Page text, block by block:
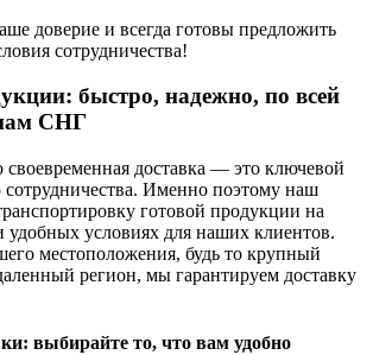
доверие и всегда готовы предложить
сотрудничества!
быстро, надежно, по всей
СНГ
доставка — это ключевой
Именно поэтому наш
готовой продукции на
условиях для наших клиентов.
местоположения, будь то крупный
регион, мы гарантируем доставку
выбирайте то, что вам удобно